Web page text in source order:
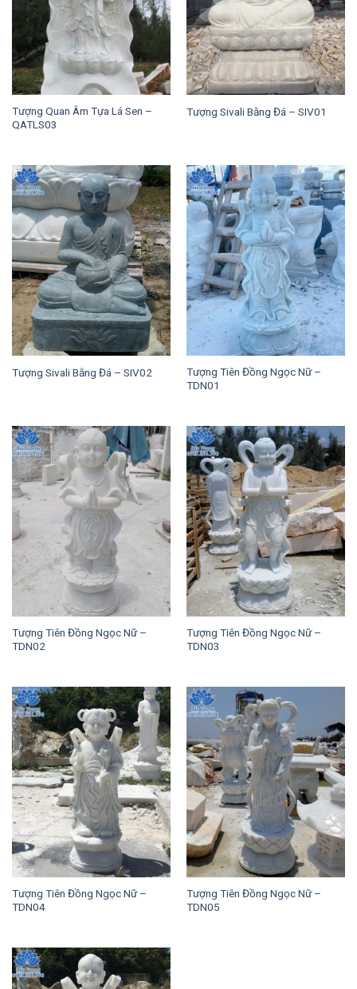
Tượng Quan Âm Tựa Lá Sen –
QATLS03
Tượng Sivali Bằng Đá – SIV01
Tượng Sivali Bằng Đá – SIV02
Tượng Tiên Đồng Ngọc Nữ –
TDN01
Tượng Tiên Đồng Ngọc Nữ –
TDN02
Tượng Tiên Đồng Ngọc Nữ –
TDN03
Tượng Tiên Đồng Ngọc Nữ –
TDN04
Tượng Tiên Đồng Ngọc Nữ –
TDN05